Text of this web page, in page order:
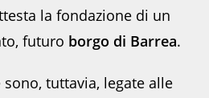
la fondazione di un
futuro borgo di Barrea.
tuttavia, legate alle